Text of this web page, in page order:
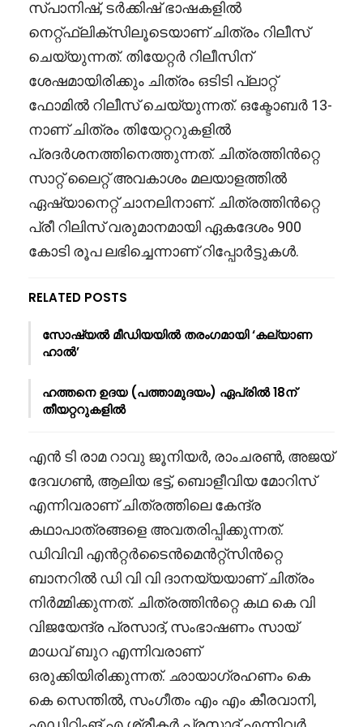
സ്പാനിഷ്, ടർക്കിഷ് ഭാഷകളിൽ
നെറ്റ്ഫ്ലിക്സിലൂടെയാണ് ചിത്രം റിലീസ്
ചെയ്യുന്നത്. തിയേറ്റർ റിലീസിന്
ശേഷമായിരിക്കും ചിത്രം ഒടിടി പ്ലാറ്റ്
ഫോമിൽ റിലീസ് ചെയ്യുന്നത്. ഒക്ടോബർ 13-
നാണ് ചിത്രം തിയേറ്ററുകളിൽ
പ്രദർശനത്തിനെത്തുന്നത്. ചിത്രത്തിൻറ്റെ
സാറ്റ് ലൈറ്റ് അവകാശം മലയാളത്തിൽ
ഏഷ്യാനെറ്റ് ചാനലിനാണ്. ചിത്രത്തിൻറ്റെ
പ്രീ റിലിസ് വരുമാനമായി ഏകദേശം 900
കോടി രൂപ ലഭിച്ചെന്നാണ് റിപ്പോർട്ടുകൾ.
RELATED POSTS
സോഷ്യൽ മീഡിയയിൽ തരംഗമായി ‘കല്യാണ
ഹാൽ’
ഹത്തനെ ഉദയ (പത്താമുദയം) ഏപ്രിൽ 18ന്
തീയറ്ററുകളിൽ
എൻ ടി രാമ റാവു ജൂനിയർ, രാംചരൺ, അജയ്
ദേവഗൺ, ആലിയ ഭട്ട്, ബൊളീവിയ മോറിസ്
എന്നിവരാണ് ചിത്രത്തിലെ കേന്ദ്ര
കഥാപാത്രങ്ങളെ അവതരിപ്പിക്കുന്നത്.
ഡിവിവി എൻറ്റർടൈൻമെൻറ്റ്സിൻറ്റെ
ബാനറിൽ ഡി വി വി ദാനയ്യയാണ് ചിത്രം
നിർമ്മിക്കുന്നത്. ചിത്രത്തിൻറ്റെ കഥ കെ വി
വിജയേന്ദ്ര പ്രസാദ്, സംഭാഷണം സായ്
മാധവ് ബുറ എന്നിവരാണ്
ഒരുക്കിയിരിക്കുന്നത്. ഛായാഗ്രഹണം കെ
കെ സെന്തിൽ, സംഗീതം എം എം കീരവാനി,